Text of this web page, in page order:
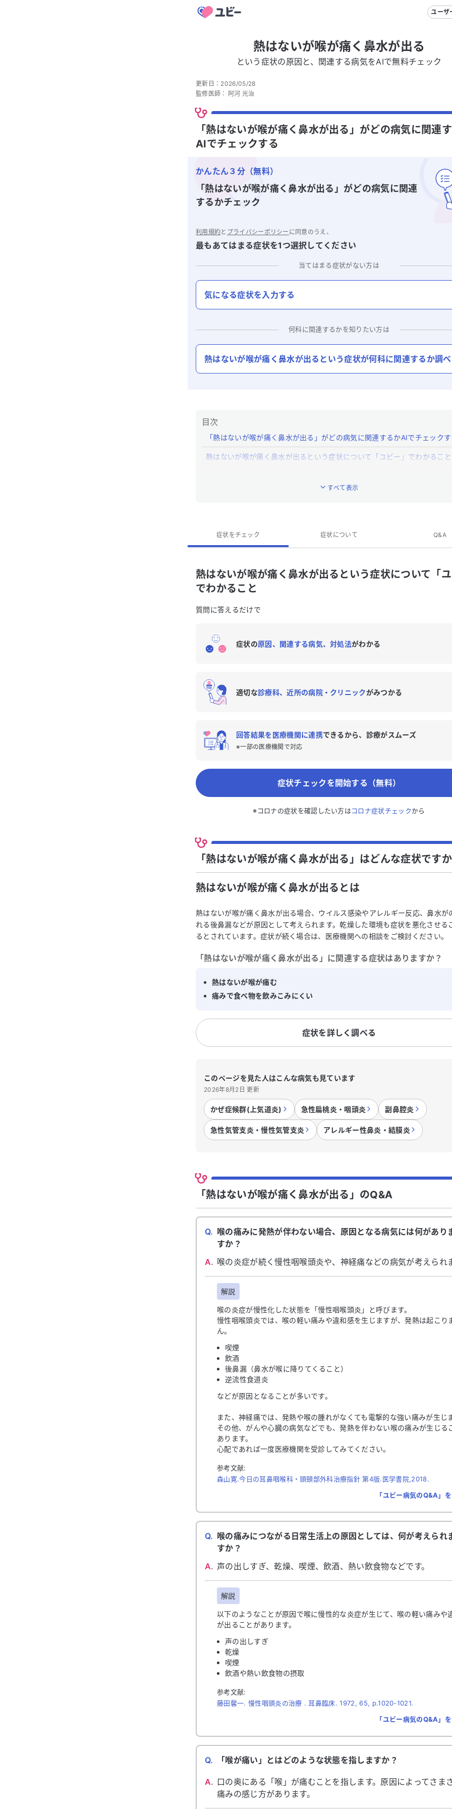
ユーザ
熱はないが喉が痛く鼻水が出る
という症状の原因と、関連する病気をAIで無料チェック
更新日： 2026/05/28
監修医師： 阿河 光治
「熱はないが喉が痛く鼻水が出る」がどの病気に関連
AIでチェックする
かんたん３分（無料）
「熱はないが喉が痛く鼻水が出る」 がどの病気に関連
するかチェック
利用規約と プライバシーポリシー に同意のうえ、
最もあてはまる症状を1つ選択してください
当てはまる症状がない方は
気になる症状を入力する
何科に関連するかを知りたい方は
熱はないが喉が痛く鼻水が出る という症状が何科に関連するか調
目次
「熱はないが喉が痛く鼻水が出る」がどの病気に関連するかAIでチェック
熱はないが喉が痛く鼻水が出るという症状について「ユビー」でわかること
すべて表示
症状をチェック 症状について Q&A
熱はないが喉が痛く鼻水が出るという症状について「
でわかること
質問に答えるだけで
症状の原因、関連する病気、対処法がわかる
適切な診療科、近所の病院・クリニックがみつかる
回答結果を医療機関に連携できるから、診療がスムーズ
※一部の医療機関で対応
症状チェックを開始する（無料）
※コロナの症状を確認したい方はコロナ症状チェックから
「熱はないが喉が痛く鼻水が出る」はどんな症状です
熱はないが喉が痛く鼻水が出る とは
熱はないが喉が痛く鼻水が出る場合、ウイルス感染やアレルギー反応、鼻水が
れる後鼻漏などが原因として考えられます。乾燥した環境も症状を悪化させる
るとされています。症状が続く場合は、医療機関への相談をご検討ください。
「熱はないが喉が痛く鼻水が出る 」に関連する症状はありますか？
熱はないが喉が痛む
痛みで食べ物を飲みこみにくい
症状を詳しく調べる
このページを見た人はこんな病気も見ています
2026年8月2日 更新
かぜ症候群(上気道炎) 急性扁桃炎・咽頭炎 副鼻腔炎
急性気管支炎・慢性気管支炎 アレルギー性鼻炎・結膜炎
「熱はないが喉が痛く鼻水が出る」のQ&A
Q. 喉の痛みに発熱が伴わない場合、原因となる病気には何があり
すか？
A. 喉の炎症が続く慢性咽喉頭炎や、神経痛などの病気が考えられ
解説
喉の炎症が慢性化した状態を「慢性咽喉頭炎」と呼びます。
慢性咽喉頭炎では、喉の軽い痛みや違和感を生じますが、発熱は起こり
ん。
喫煙
飲酒
後鼻漏（鼻水が喉に降りてくること）
逆流性食道炎
などが原因となることが多いです。
また、神経痛では、発熱や喉の腫れがなくても電撃的な強い痛みが生じ
その他、がんや心臓の病気などでも、発熱を伴わない喉の痛みが生じる
あります。
心配であれば一度医療機関を受診してみてください。
参考文献:
森山寛.今日の耳鼻咽喉科・頭頸部外科治療指針 第4版.医学書院,2018.
「ユビー病気のQ&A」
Q. 喉の痛みにつながる日常生活上の原因としては、何が考えられ
すか？
A. 声の出しすぎ、乾燥、喫煙、飲酒、熱い飲食物などです。
解説
以下のようなことが原因で喉に慢性的な炎症が生じて、喉の軽い痛みや
が出ることがあります。
声の出しすぎ
乾燥
喫煙
飲酒や熱い飲食物の摂取
参考文献:
藤田馨一. 慢性咽頭炎の治療 . 耳鼻臨床. 1972, 65, p.1020-1021.
「ユビー病気のQ&A」
Q. 「喉が痛い」とはどのような状態を指しますか？
A. 口の奥にある「喉」が痛むことを指します。原因によってさま
痛みの感じ方があります。